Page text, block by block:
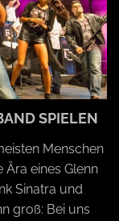
v
i
SPIELEN
Menschen
Ära eines Glenn
Sinatra und
groß: Bei uns